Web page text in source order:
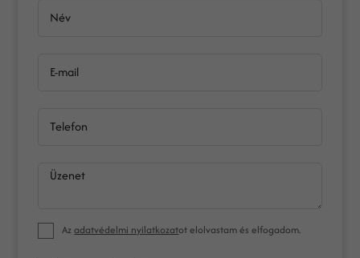
Név
E-mail
Telefon
Üzenet
Azadatvédelmi nyilatkozatot elolvastam és elfogadom.